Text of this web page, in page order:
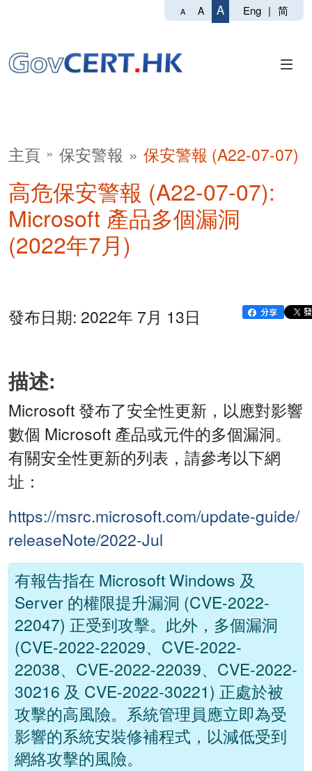
A A A Eng | 简
主頁 保安警報 保安警報 (A22-07-07)
高危保安警報 (A22-07-07):
Microsoft 產品多個漏洞
(2022年7月)
發布日期: 2022年 7月 13日
描述:
Microsoft 發布了安全性更新，以應對影響
數個 Microsoft 產品或元件的多個漏洞。
有關安全性更新的列表，請參考以下網
址：
https://msrc.microsoft.com/update-guide/
releaseNote/2022-Jul
有報告指在 Microsoft Windows 及
Server 的權限提升漏洞 (CVE-2022-
22047) 正受到攻擊。此外，多個漏洞
(CVE-2022-22029、CVE-2022-
22038、CVE-2022-22039、CVE-2022-
30216 及 CVE-2022-30221) 正處於被
攻擊的高風險。系統管理員應立即為受
影響的系統安裝修補程式，以減低受到
網絡攻擊的風險。